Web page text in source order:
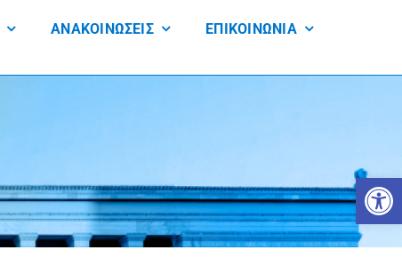
ΑΝΑΚΟΙΝΩΣΕΙΣ ΕΠΙΚΟΙΝΩΝΙΑ